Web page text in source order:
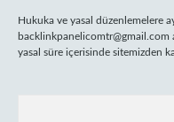
Hukuka ve yasal düzenlemelere
backlinkpanelicomtr@gmail.com
yasal süre içerisinde sitemizden